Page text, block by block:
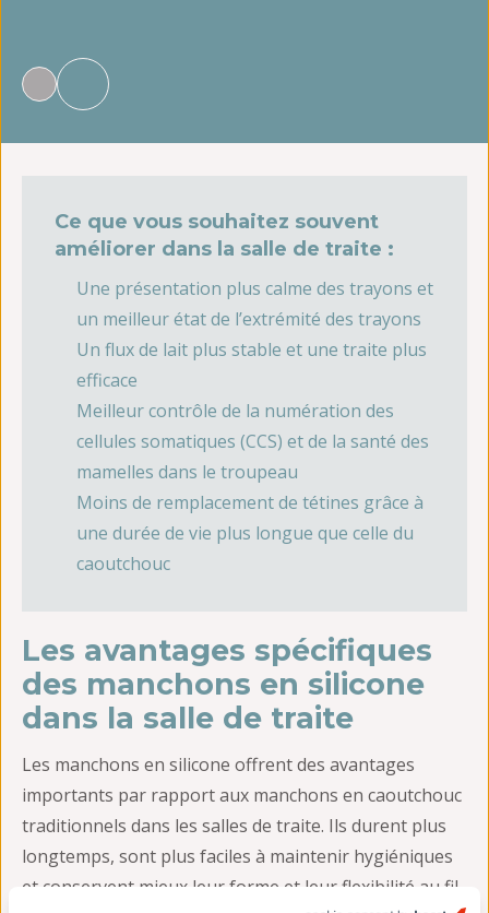
Ce que vous souhaitez souvent
améliorer dans la salle de traite :
Une présentation plus calme des trayons et
un meilleur état de l’extrémité des trayons
Un flux de lait plus stable et une traite plus
efficace
Meilleur contrôle de la numération des
cellules somatiques (CCS) et de la santé des
mamelles dans le troupeau
Moins de remplacement de tétines grâce à
une durée de vie plus longue que celle du
caoutchouc
Les avantages spécifiques
des manchons en silicone
dans la salle de traite
Les manchons en silicone offrent des avantages
importants par rapport aux manchons en caoutchouc
traditionnels dans les salles de traite. Ils durent plus
longtemps, sont plus faciles à maintenir hygiéniques
et conservent mieux leur forme et leur flexibilité au fil